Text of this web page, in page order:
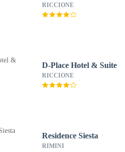
RICCIONE
D-Place Hotel & Suite
RICCIONE
Residence Siesta
RIMINI